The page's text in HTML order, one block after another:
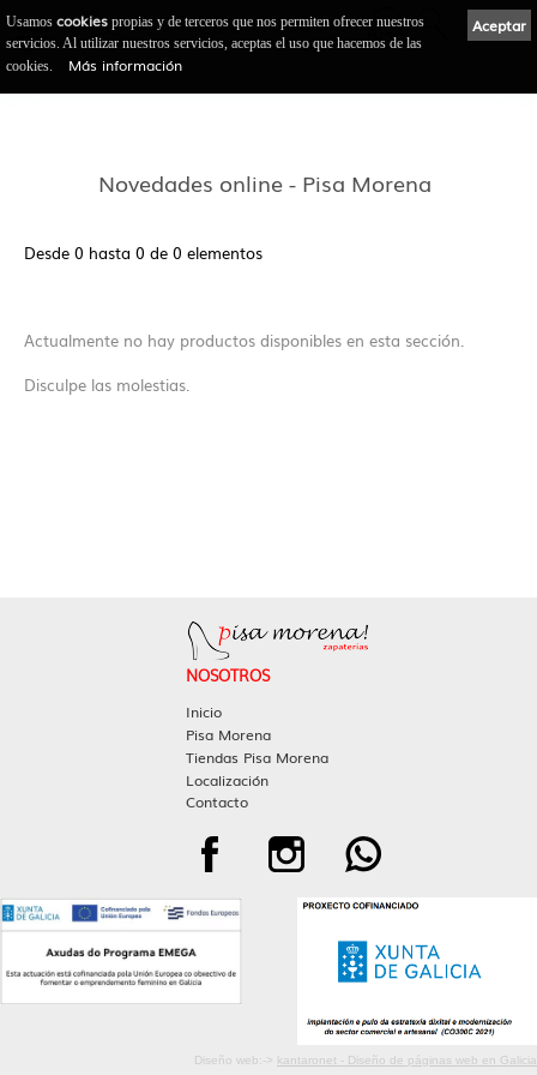
Novedades online - Pisa Morena
Desde 0 hasta 0 de 0 elementos
Actualmente no hay productos disponibles en esta sección.
Disculpe las molestias.
NOSOTROS
Inicio
Pisa Morena
Tiendas Pisa Morena
Localización
Contacto
Diseño web:-> kantaronet - Diseño de páginas web en Galicia
Aceptar
Usamos cookies propias y de terceros que nos permiten ofrecer nuestros
servicios. Al utilizar nuestros servicios, aceptas el uso que hacemos de las
cookies.
Más información